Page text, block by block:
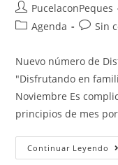
PucelaconPeques
Agenda
Sin
Nuevo número de
"Disfrutando en
Noviembre Es
principios de mes
Continuar Leyendo